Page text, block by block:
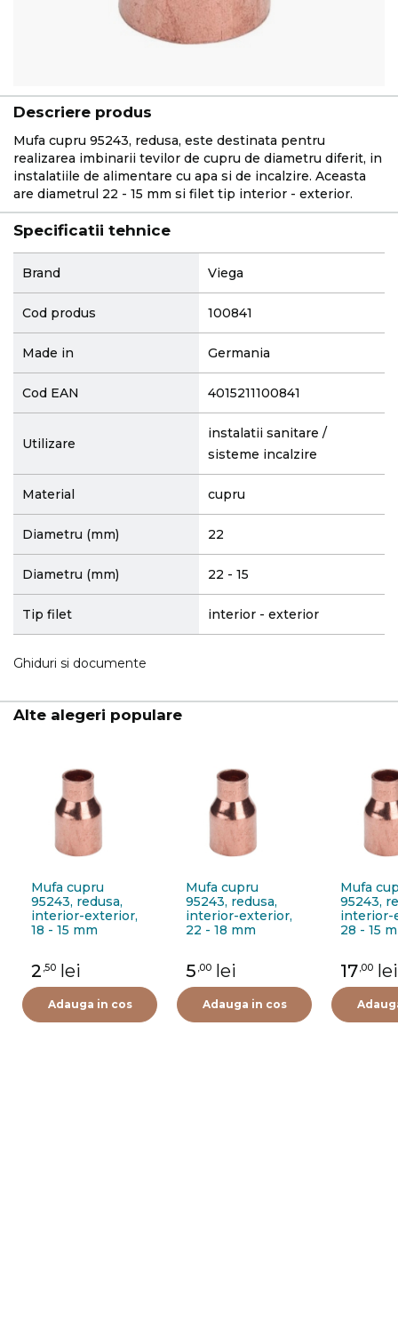
Descriere produs
Mufa cupru 95243, redusa, este destinata pentru
realizarea imbinarii tevilor de cupru de diametru diferit, in
instalatiile de alimentare cu apa si de incalzire. Aceasta
are diametrul 22 - 15 mm si filet tip interior - exterior.
Specificatii tehnice
Brand Viega
Cod produs 100841
Made in Germania
Cod EAN 4015211100841
Utilizare
instalatii sanitare /
sisteme incalzire
Material cupru
Diametru (mm) 22
Diametru (mm) 22 - 15
Tip filet interior - exterior
Ghiduri si documente
Alte alegeri populare
Mufa cupru
95243, redusa,
interior-exterior,
18 - 15 mm
2 ,50 lei
Adauga in cos
Mufa cupru
95243, redusa,
interior-exterior,
22 - 18 mm
5 ,00 lei
Adauga in cos
Mufa
95243,
interior-
28 - 15
17,00 lei